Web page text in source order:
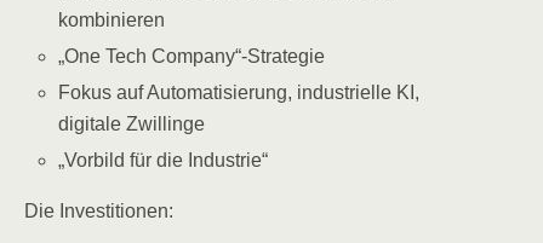
kombinieren
„One Tech Company“-Strategie
Fokus auf Automatisierung, industrielle KI,
digitale Zwillinge
„Vorbild für die Industrie“
Die Investitionen: